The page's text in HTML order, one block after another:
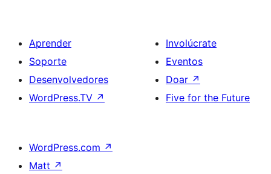
Aprender
Soporte
Desenvolvedores
WordPress.TV ↗
Involúcrate
Eventos
Doar ↗
Five for the Future
WordPress.com ↗
Matt ↗